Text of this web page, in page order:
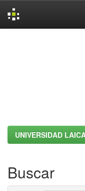
UNIVERSIDAD
Buscar